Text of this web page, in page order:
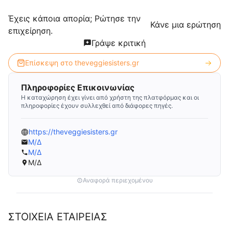
Έχεις κάποια απορία; Ρώτησε την
επιχείρηση.
Κάνε μια ερώτηση
Γράψε κριτική
Επίσκεψη στο theveggiesisters.gr
Πληροφορίες Επικοινωνίας
Η καταχώρηση έχει γίνει από χρήστη της πλατφόρμας και οι
πληροφορίες έχουν συλλεχθεί από διάφορες πηγές.
https://theveggiesisters.gr
Μ/Δ
Μ/Δ
Μ/Δ
Αναφορά περιεχομένου
ΣΤΟΙΧΕΙΑ ΕΤΑΙΡΕΙΑΣ